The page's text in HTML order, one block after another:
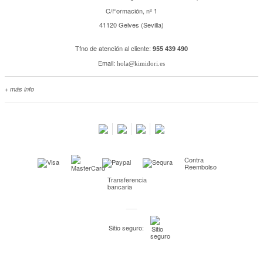
C/Formación, nº 1
41120 Gelves (Sevilla)
Tfno de atención al cliente: 955 439 490
Email: hola@kimidori.es
+ más info
Kimidori PRINT, nuestro servicio de impresión de fotos Contra
Reembolso
Transferencia
bancaria
Sitio seguro: